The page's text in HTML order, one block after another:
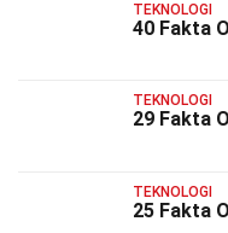
TEKNOLOGI
40 Fakta
TEKNOLOGI
29 Fakta
TEKNOLOGI
25 Fakta